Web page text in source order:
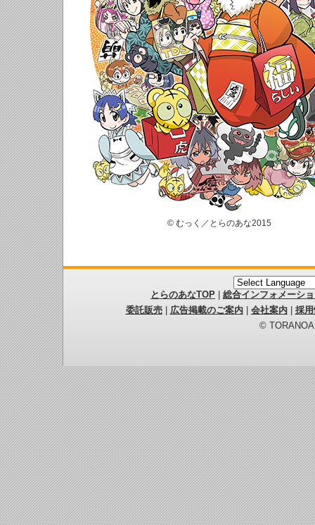
© むっく／とらのあな2015
とらのあなTOP
総合インフォメーシ
委託販売| 広告掲載のご案内| 会社案内| 採
©